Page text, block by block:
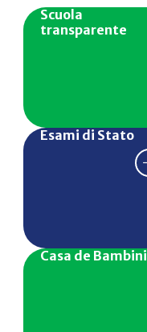
Scuola
transparente
Esami di Stato
Casa de Bambini